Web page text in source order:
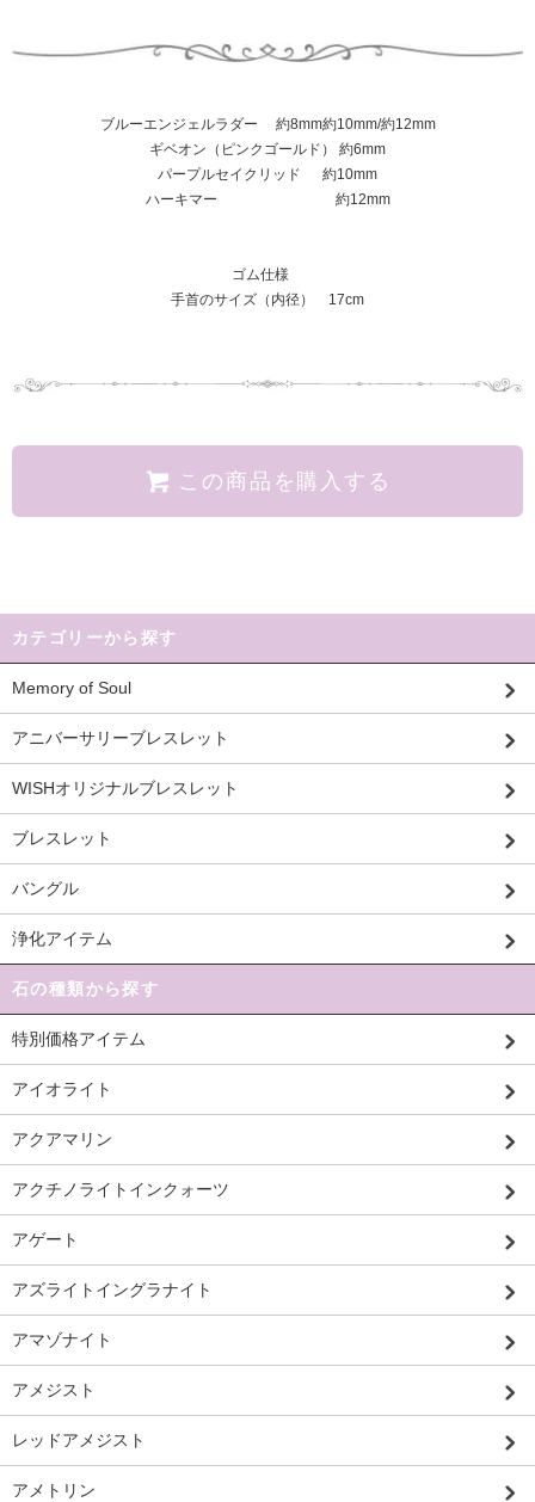
ブルーエンジェルラダー 約8mm約10mm/約12mm
ギベオン（ピンクゴールド） 約6mm
パープルセイクリッド 約10mm
ハーキマー 約12mm
ゴム仕様
手首のサイズ（内径） 17cm
この商品を購入する
カテゴリーから探す
Memory of Soul
アニバーサリーブレスレット
WISHオリジナルブレスレット
ブレスレット
バングル
浄化アイテム
石の種類から探す
特別価格アイテム
アイオライト
アクアマリン
アクチノライトインクォーツ
アゲート
アズライトイングラナイト
アマゾナイト
アメジスト
レッドアメジスト
アメトリン